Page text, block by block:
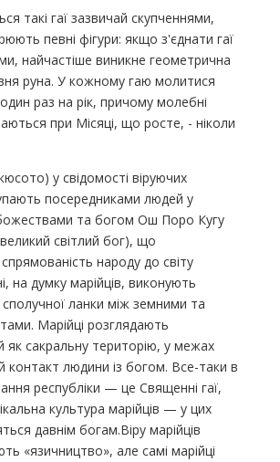
такі гаї зазвичай скупченнями,
певні фігури: якщо з'єднати гаї
найчастіше виникне геометрична
руна. У кожному гаю молитися
раз на рік, причому молебні
при Місяці, що росте, - ніколи
у свідомості віруючих
посередниками людей у
божествами та богом Ош Поро Кугу
світлий бог), що
народу до світу
на думку марійців, виконують
ланки між земними та
Марійці розглядають
як сакральну територію, у межах
контакт людини із богом. Все-таки в
республіки — це Священні гаї,
культура марійців — у цих
давнім богам.Віру марійців
«язичництво», але самі марійці